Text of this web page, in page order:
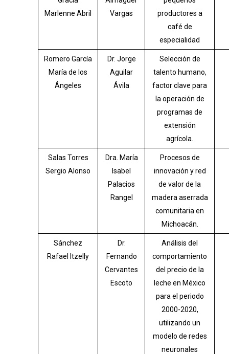
Marlenne Abril
Vargas
productores a
café de
especialidad
Romero García
María de los
Ángeles
Dr. Jorge
Aguilar
Ávila
Selección de
talento humano,
factor clave para
la operación de
programas de
extensión
agrícola.
Salas Torres
Sergio Alonso
Dra. María
Isabel
Palacios
Rangel
Procesos de
innovación y red
de valor de la
madera aserrada
comunitaria en
Michoacán.
Sánchez
Rafael Itzelly
Dr.
Fernando
Cervantes
Escoto
Análisis del
comportamiento
del precio de la
leche en México
para el periodo
2000-2020,
utilizando un
modelo de redes
neuronales